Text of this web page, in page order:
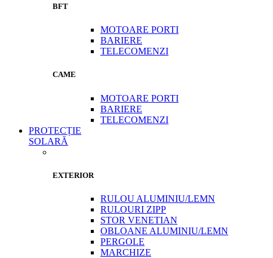
BFT
MOTOARE PORTI
BARIERE
TELECOMENZI
CAME
MOTOARE PORTI
BARIERE
TELECOMENZI
PROTECȚIE
SOLARĂ
EXTERIOR
RULOU ALUMINIU/LEMN
RULOURI ZIPP
STOR VENETIAN
OBLOANE ALUMINIU/LEMN
PERGOLE
MARCHIZE